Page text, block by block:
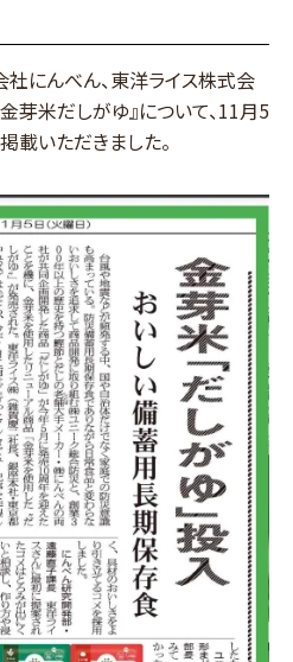
にんべん、東洋ライス株式会
芽米だしがゆ』について、11月5
載いただきました。